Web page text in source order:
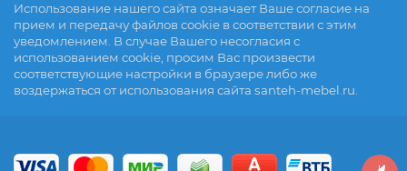
Использование нашего сайта означает Ваше согласие на
прием и передачу файлов cookie в соответствии с этим
уведомлением. В случае Вашего несогласия с
использованием cookie, просим Вас произвести
соответствующие настройки в браузере либо же
воздержаться от использования сайта santeh-mebel.ru.